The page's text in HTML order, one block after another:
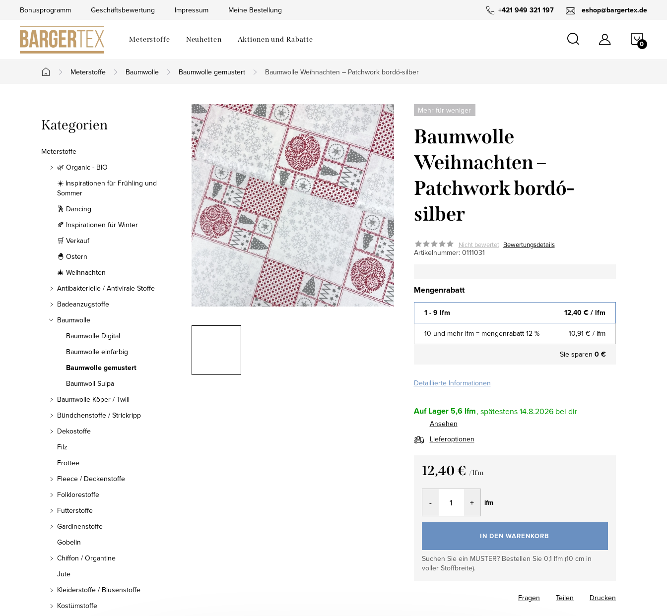
springen
+421 949 321 197 eshop@bargertex.de
Bonusprogramm Geschäftsbewertung Impressum Meine Bestellung
Meterstoffe Neuheiten Aktionen und Rabatte
Startseite
Meterstoffe Baumwolle Baumwolle gemustert Baumwolle Weihnachten – Patchwork bordó-silber
e
i
Kategorien
überspringen
Kategorien
Meterstoffe
🌿 Organic - BIO
☀️ Inspirationen für Frühling und
Sommer
🕺 Dancing
🍂 Inspirationen für Winter
🛒 Verkauf
🐣 Ostern
🎄 Weihnachten
Antibakterielle / Antivirale Stoffe
Badeanzugstoffe
Baumwolle
Baumwolle Digital
Baumwolle einfarbig
Baumwolle gemustert
Baumwoll Sulpa
Baumwolle Köper / Twill
Bündchenstoffe / Strickripp
Dekostoffe
Filz
Frottee
Fleece / Deckenstoffe
Folklorestoffe
Futterstoffe
Gardinenstoffe
Gobelin
Chiffon / Organtine
Jute
Kleiderstoffe / Blusenstoffe
Kostümstoffe
Mehr für weniger
Baumwolle
Weihnachten –
Patchwork bordó-
silber
Nicht bewertet Bewertungsdetails
Artikelnummer: 0111031
Mengenrabatt
1 - 9 lfm 12,40 € / lfm
10 und mehr lfm = mengenrabatt 12 % 10,91 € / lfm
Sie sparen 0 €
Detaillierte Informationen
Auf Lager 5,6 lfm 14.8.2026
Ansehen
Lieferoptionen
12,40 € / lfm
Verkaufspreis:
lfm
IN DEN WARENKORB
Suchen Sie ein MUSTER? Bestellen Sie 0,1 lfm (10 cm in
voller Stoffbreite).
Drucken
Fragen Teilen